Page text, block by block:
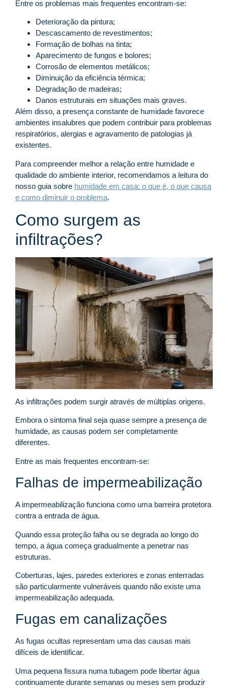
Entre os problemas mais frequentes encontram-se:
Deterioração da pintura;
Descascamento de revestimentos;
Formação de bolhas na tinta;
Aparecimento de fungos e bolores;
Corrosão de elementos metálicos;
Diminuição da eficiência térmica;
Degradação de madeiras;
Danos estruturais em situações mais graves.
Além disso, a presença constante de humidade favorece
ambientes insalubres que podem contribuir para problemas
respiratórios, alergias e agravamento de patologias já
existentes.
Para compreender melhor a relação entre humidade e
qualidade do ambiente interior, recomendamos a leitura do
nosso guia sobre humidade em casa: o que é, o que causa
e como diminuir o problema.
Como surgem as
infiltrações?
As infiltrações podem surgir através de múltiplas origens.
Embora o sintoma final seja quase sempre a presença de
humidade, as causas podem ser completamente
diferentes.
Entre as mais frequentes encontram-se:
Falhas de impermeabilização
A impermeabilização funciona como uma barreira protetora
contra a entrada de água.
Quando essa proteção falha ou se degrada ao longo do
tempo, a água começa gradualmente a penetrar nas
estruturas.
Coberturas, lajes, paredes exteriores e zonas enterradas
são particularmente vulneráveis quando não existe uma
impermeabilização adequada.
Fugas em canalizações
As fugas ocultas representam uma das causas mais
difíceis de identificar.
Uma pequena fissura numa tubagem pode libertar água
continuamente durante semanas ou meses sem produzir